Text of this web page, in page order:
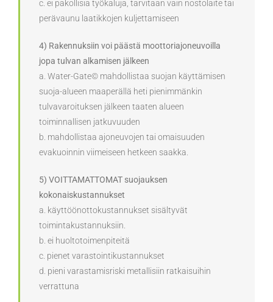
c. ei pakollisia työkaluja, tarvitaan vain nostolaite tai
perävaunu laatikkojen kuljettamiseen
4) Rakennuksiin voi päästä moottoriajoneuvoilla
jopa tulvan alkamisen jälkeen
a. Water-Gate© mahdollistaa suojan käyttämisen
suoja-alueen maaperällä heti pienimmänkin
tulvavaroituksen jälkeen taaten alueen
toiminnallisen jatkuvuuden
b. mahdollistaa ajoneuvojen tai omaisuuden
evakuoinnin viimeiseen hetkeen saakka.
5) VOITTAMATTOMAT suojauksen
kokonaiskustannukset
a. käyttöönottokustannukset sisältyvät
toimintakustannuksiin.
b. ei huoltotoimenpiteitä
c. pienet varastointikustannukset
d. pieni varastamisriski metallisiin ratkaisuihin
verrattuna